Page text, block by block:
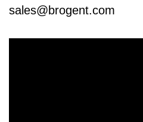
sales@brogent.com